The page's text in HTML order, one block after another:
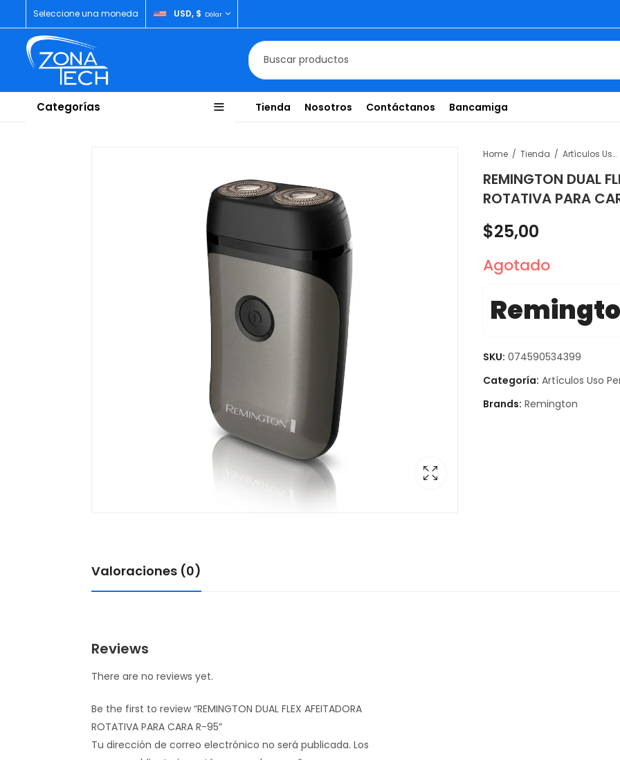
Seleccione una moneda USD, $ Dólar
Categorías Tienda Nosotros Contáctanos Bancamiga
Home Tienda Artículos Uso Personal
REMINGTON DUAL
ROTATIVA PARA
$25,00
Agotado
SKU: 074590534399
Categoría: Artículos Uso
Brands: Remington
Valoraciones (0)
Reviews
There are no reviews yet.
Be the first to review “REMINGTON DUAL FLEX AFEITADORA
ROTATIVA PARA CARA R-95”
Tu dirección de correo electrónico no será publicada. Los